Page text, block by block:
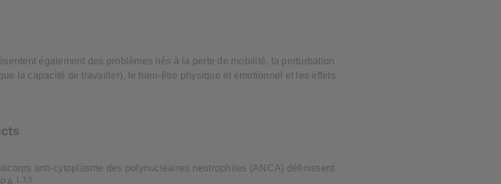
également des problèmes liés à la perte de mobilité, la perturbation
la capacité de travailler), le bien-être physique et émotionnel et les effets
anti-cytoplasme des polynucléaires neutrophiles (ANCA) définissent
1,3,5